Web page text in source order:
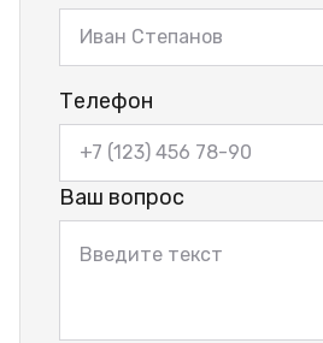
Телефон
Ваш вопрос